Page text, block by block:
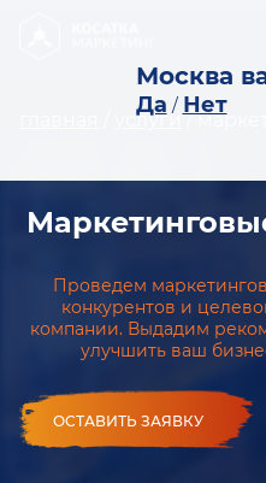
Москва
Да / Нет
услуги /
Проведем
конкурентов и
компании. Выдадим
улучшить ваш
ОСТАВИТЬ ЗАЯВКУ